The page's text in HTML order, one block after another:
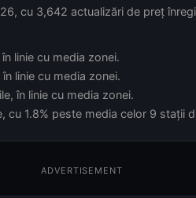
cu 3,642 actualizări de preț
linie cu media zonei.
linie cu media zonei.
în linie cu media zonei.
cu 1.8% peste media celor 9 stații
ADVERTISEMENT